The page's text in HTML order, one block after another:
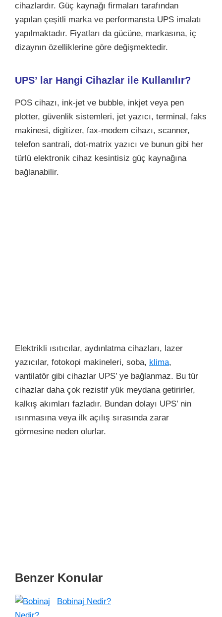
cihazlardır. Güç kaynağı firmaları tarafından
yapılan çeşitli marka ve performansta UPS imalatı
yapılmaktadır. Fiyatları da gücüne, markasına, iç
dizaynın özelliklerine göre değişmektedir.
UPS’ lar Hangi Cihazlar ile Kullanılır?
POS cihazı, ink-jet ve bubble, inkjet veya pen
plotter, güvenlik sistemleri, jet yazıcı, terminal, faks
makinesi, digitizer, fax-modem cihazı, scanner,
telefon santrali, dot-matrix yazıcı ve bunun gibi her
türlü elektronik cihaz kesintisiz güç kaynağına
bağlanabilir.
Elektrikli ısıtıcılar, aydınlatma cihazları, lazer
yazıcılar, fotokopi makineleri, soba, klima,
vantilatör gibi cihazlar UPS’ ye bağlanmaz. Bu tür
cihazlar daha çok rezistif yük meydana getirirler,
kalkış akımları fazladır. Bundan dolayı UPS’ nin
ısınmasına veya ilk açılış sırasında zarar
görmesine neden olurlar.
Benzer Konular
Bobinaj Nedir?